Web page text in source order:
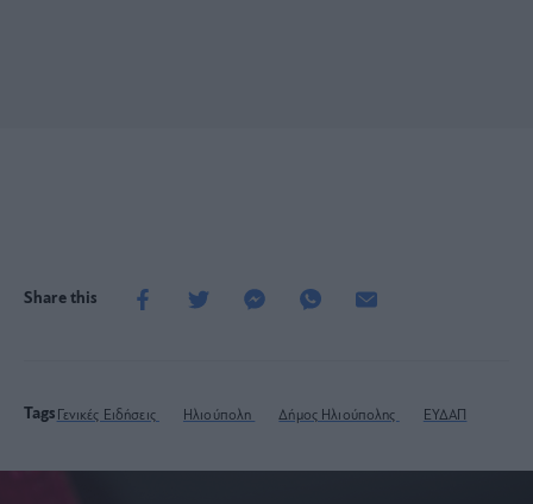
Share this
Tags Γενικές Ειδήσεις Ηλιούπολη Δήμος Ηλιούπολης ΕΥΔΑΠ